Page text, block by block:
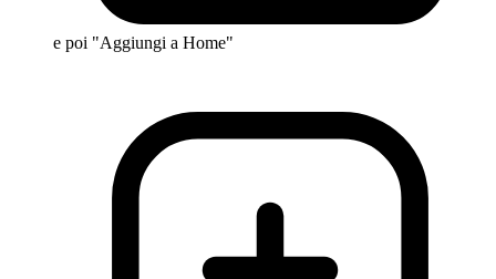
e poi "Aggiungi a Home"